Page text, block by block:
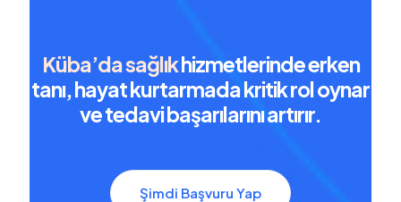
Küba’da sağlıkhizmetlerinde erken
tanı, hayat kurtarmada kritik rol oynar
ve tedavi başarılarını artırır.
Şimdi Başvuru Yap